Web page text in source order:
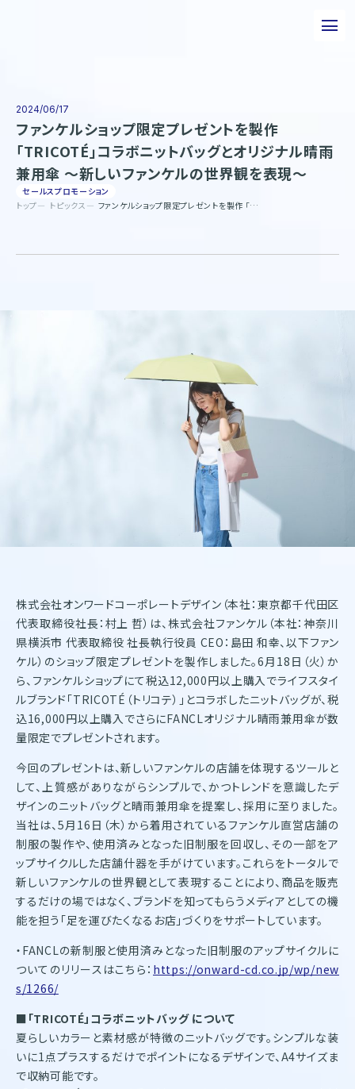
事業について
エピソード
実績紹介
トピックス
株式会社オンワードホールディングス
東京都千代田区飯田橋二丁目10－10
Copyright(C)2025 Onward Corporate Design CO., Ltd.
個人情報保護方針
電子公告（2024年3月28日以前）
トップ トピックス ファンケルショップ限定プレゼントを製作 「TRICOTÉ」コラボニットバッグとオリジナル晴雨兼用傘 ～新しいファンケルの世界観を表現～
2024/06/17
ファンケルショップ限定プレゼントを製作
「TRICOTÉ」コラボニットバッグとオリジナル晴雨
兼用傘 ～新しいファンケルの世界観を表現～
セールスプロモーション
株式会社オンワードコーポレートデザイン（本社：東京都千代田区
代表取締役社長：村上 哲）は、株式会社ファンケル（本社：神奈川
県横浜市 代表取締役 社長執行役員 CEO：島田 和幸、以下ファン
ケル）のショップ限定プレゼントを製作しました。6月18日（火）か
ら、ファンケルショップにて税込12,000円以上購入でライフスタイ
ルブランド「TRICOTÉ（トリコテ）」とコラボしたニットバッグが、税
込16,000円以上購入でさらにFANCLオリジナル晴雨兼用傘が数
量限定でプレゼントされます。
今回のプレゼントは、新しいファンケルの店舗を体現するツールと
して、上質感がありながらシンプルで、かつトレンドを意識したデ
ザインのニットバッグと晴雨兼用傘を提案し、採用に至りました。
当社は、5月16日（木）から着用されているファンケル直営店舗の
制服の製作や、使用済みとなった旧制服を回収し、その一部をア
ップサイクルした店舗什器を手がけています。これらをトータルで
新しいファンケルの世界観として表現することにより、商品を販売
するだけの場ではなく、ブランドを知ってもらうメディアとしての機
能を担う「足を運びたくなるお店」づくりをサポートしています。
・FANCLの新制服と使用済みとなった旧制服のアップサイクルに
ついてのリリースはこちら： https://onward-cd.co.jp/wp/new
s/1266/
■「TRICOTÉ」コラボニットバッグ について
夏らしいカラーと素材感が特徴のニットバッグです。シンプルな装
いに1点プラスするだけでポイントになるデザインで、A4サイズま
で収納可能です。